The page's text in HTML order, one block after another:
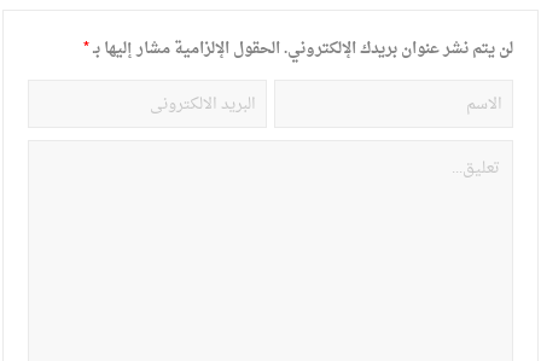
لن يتم نشر عنوان بريدك الإلكتروني.الحقول الإلزامية مشار إليها بـ*